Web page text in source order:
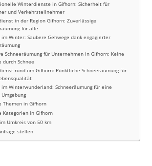
Winterdienste in Gifhorn: Sicherheit für
und Verkehrsteilnehmer
in der Region Gifhorn: Zuverlässige
für alle
im Winter: Saubere Gehwege dank engagierter
Schneeräumung für Unternehmen in Gifhorn: Keine
durch Schnee
rund um Gifhorn: Pünktliche Schneeräumung für
im Winterwunderland: Schneeräumung für eine
Themen in Gifhorn
Kategorien in Gifhorn
Umkreis von 50 km
stellen